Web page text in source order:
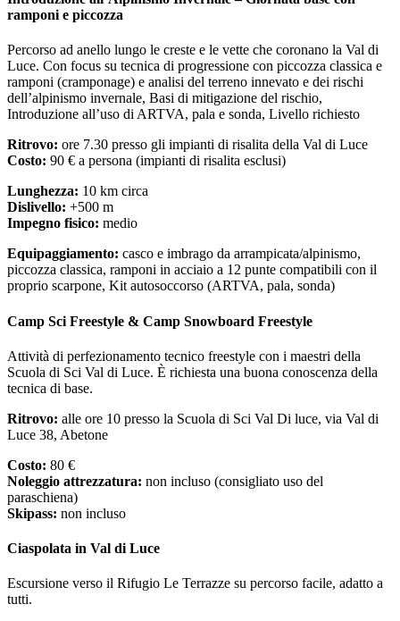
ramponi e piccozza
Percorso ad anello lungo le creste e le vette che coronano la Val di
Luce. Con focus su tecnica di progressione con piccozza classica e
ramponi (cramponage) e analisi del terreno innevato e dei rischi
dell’alpinismo invernale, Basi di mitigazione del rischio,
Introduzione all’uso di ARTVA, pala e sonda, Livello richiesto
Ritrovo: ore 7.30 presso gli impianti di risalita della Val di Luce
Costo: 90 € a persona (impianti di risalita esclusi)
Lunghezza: 10 km circa
Dislivello: +500 m
Impegno fisico: medio
Equipaggiamento: casco e imbrago da arrampicata/alpinismo,
piccozza classica, ramponi in acciaio a 12 punte compatibili con il
proprio scarpone, Kit autosoccorso (ARTVA, pala, sonda)
Camp Sci Freestyle & Camp Snowboard Freestyle
Attività di perfezionamento tecnico freestyle con i maestri della
Scuola di Sci Val di Luce. È richiesta una buona conoscenza della
tecnica di base.
Ritrovo: alle ore 10 presso la Scuola di Sci Val Di luce, via Val di
Luce 38, Abetone
Costo: 80 €
Noleggio attrezzatura: non incluso (consigliato uso del
paraschiena)
Skipass: non incluso
Ciaspolata in Val di Luce
Escursione verso il Rifugio Le Terrazze su percorso facile, adatto a
tutti.